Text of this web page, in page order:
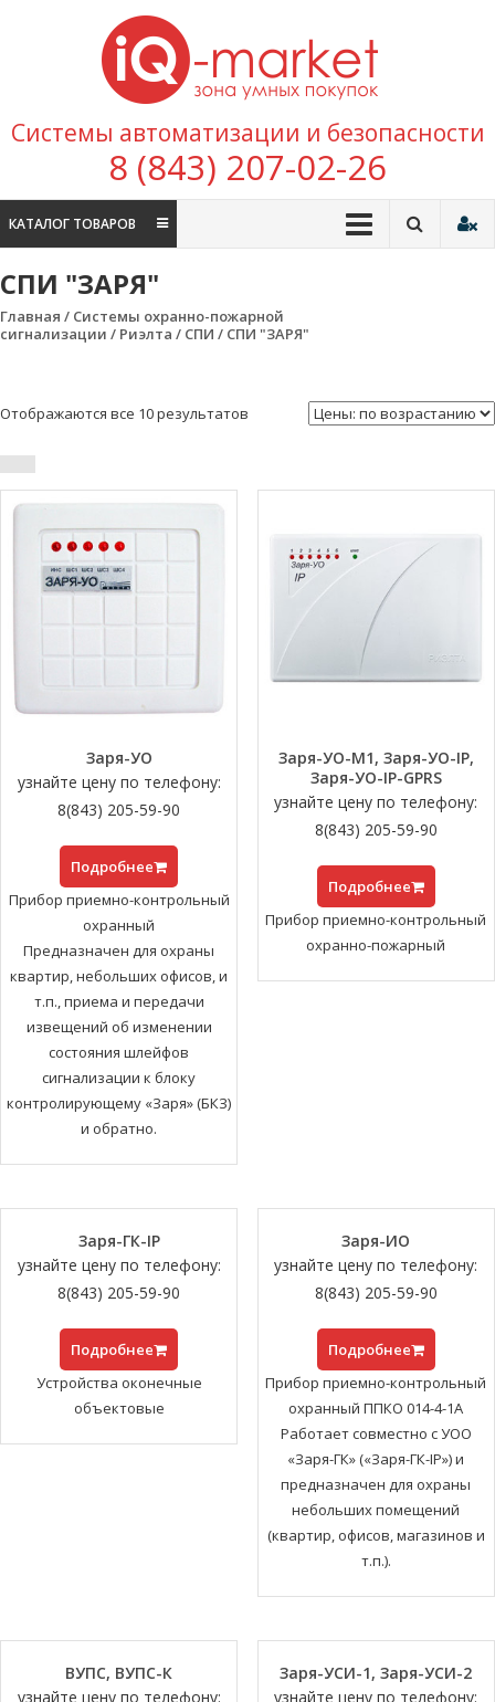
Перейти к содержимому
покупок
Системы автоматизации и безопасности
8 (843) 207-02-26
КАТАЛОГ ТОВАРОВ
СПИ "ЗАРЯ"
Главная / Системы охранно-пожарной
сигнализации / Риэлта / СПИ / СПИ "ЗАРЯ"
Отображаются все 10 результатов
Заря-УО
узнайте цену по телефону:
8(843) 205-59-90
Подробнее
Прибор приемно-контрольный
охранный
Предназначен для охраны
квартир, небольших офисов, и
т.п., приема и передачи
извещений об изменении
состояния шлейфов
сигнализации к блоку
контролирующему «Заря» (БКЗ)
и обратно.
Заря-УО-М1, Заря-УО-IP,
Заря-УО-IP-GPRS
узнайте цену по телефону:
8(843) 205-59-90
Подробнее
Прибор приемно-контрольный
охранно-пожарный
Заря-ГК-IP
узнайте цену по телефону:
8(843) 205-59-90
Подробнее
Устройства оконечные
объектовые
Заря-ИО
узнайте цену по телефону:
8(843) 205-59-90
Подробнее
Прибор приемно-контрольный
охранный ППКО 014-4-1А
Работает совместно с УОО
«Заря-ГК» («Заря-ГК-IP») и
предназначен для охраны
небольших помещений
(квартир, офисов, магазинов и
т.п.).
ВУПС, ВУПС-К
узнайте цену по телефону:
Заря-УСИ-1, Заря-УСИ-2
узнайте цену по телефону: